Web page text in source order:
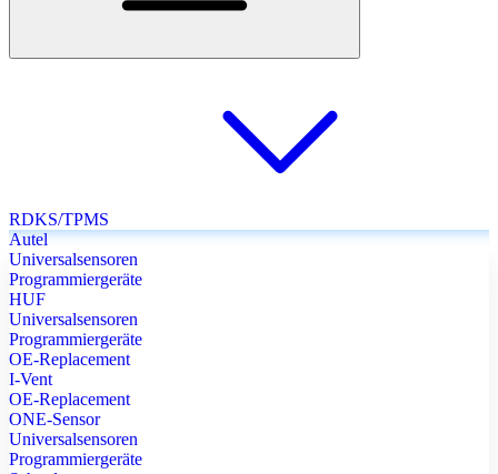
RDKS/TPMS
Autel
Universalsensoren
Programmiergeräte
HUF
Universalsensoren
Programmiergeräte
OE-Replacement
I-Vent
OE-Replacement
ONE-Sensor
Universalsensoren
Programmiergeräte